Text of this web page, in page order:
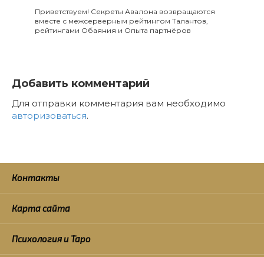
Приветствуем! Секреты Авалона возвращаются
вместе с межсерверным рейтингом Талантов,
рейтингами Обаяния и Опыта партнёров
Добавить комментарий
Для отправки комментария вам необходимо
авторизоваться.
Контакты
Карта сайта
Психология и Таро